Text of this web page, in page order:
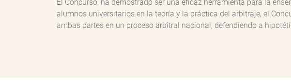
El Concurso, ha demostrado ser una eficaz herramienta para la
alumnos universitarios en la teoría y la práctica del arbitraje, el
ambas partes en un proceso arbitral nacional, defendiendo a